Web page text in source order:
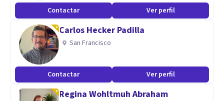
Contactar Ver perfil
Carlos Hecker Padilla
San Francisco
Contactar Ver perfil
Regina Wohltmuh Abraham